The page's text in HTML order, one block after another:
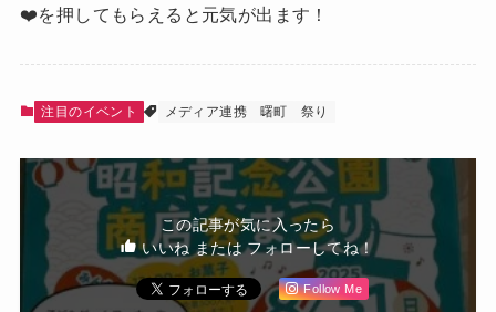
❤️を押してもらえると元気が出ます！
注目のイベント メディア連携 曙町 祭り
この記事が気に入ったら
いいね または フォローしてね！
Follow Me